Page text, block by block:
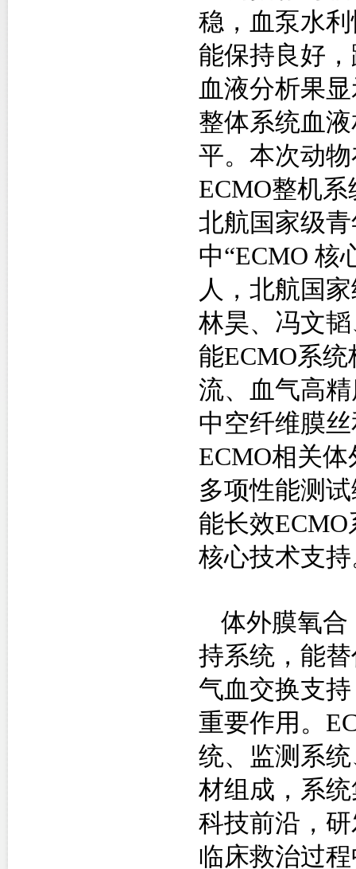
稳，血泵水
能保持良好
血液分析果
整体系统血
平。本次动
ECMO整机系
北航国家级
中“ECMO 核
人，北航国
林昊、冯文
能ECMO系
流、血气高
中空纤维膜
ECMO相关体
多项性能测
能长效ECMO
核心技术支
体外膜氧合
持系统，能
气血交换支
重要作用。
统、监测系
材组成，系
科技前沿，
临床救治过